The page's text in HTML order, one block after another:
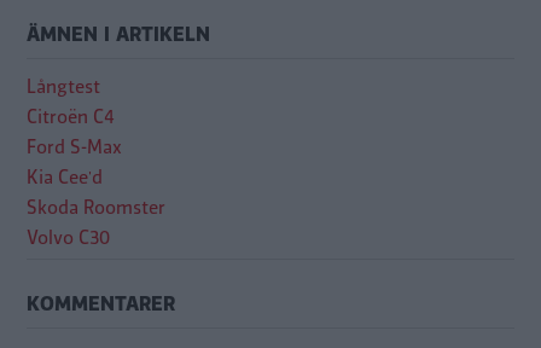
ÄMNEN I ARTIKELN
Långtest
Citroën C4
Ford S-Max
Kia Cee'd
Skoda Roomster
Volvo C30
KOMMENTARER